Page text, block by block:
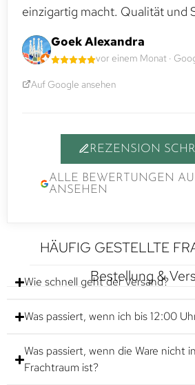
einzigartig macht. Qualität und
Goek Alexandra
vor einem Monat ·
Auf Google ansehen
REZENSION
ALLE BEWERTUNGEN
ANSEHEN
HÄUFIG GESTELLTE
Bestellung &
Wie schnell geht der Versand?
Was passiert, wenn ich bis 12:00
Was passiert, wenn die Ware nicht
Frachtraum ist?